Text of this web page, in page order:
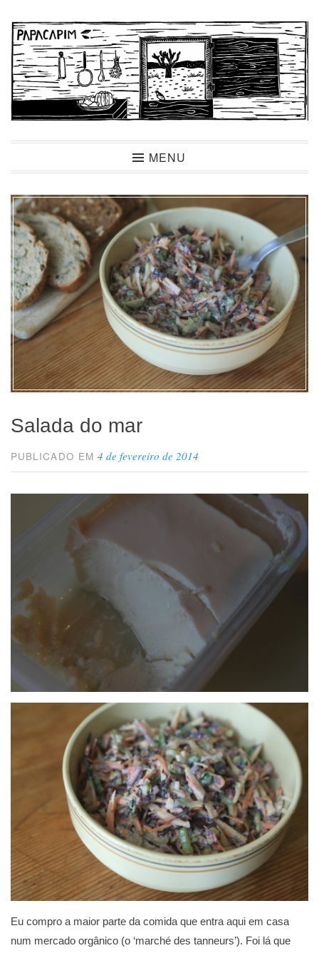
para
conteúdo
PapacapimMENU
Salada do mar
PUBLICADO EM4 de fevereiro de 2014
Eu compro a maior parte da comida que entra aqui em casa
num mercado orgânico (o ‘marché des tanneurs’). Foi lá que